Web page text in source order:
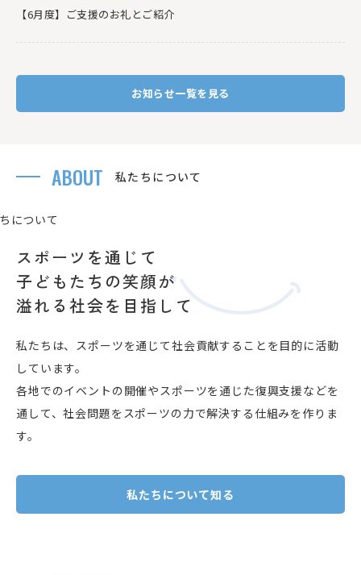
【6月度】ご支援のお礼とご紹介
お知らせ一覧を見る
ABOUT 私たちについて
スポーツを通じて
子どもたちの笑顔が
溢れる社会を目指して
私たちは、スポーツを通じて社会貢献することを目的に活動
しています。
各地でのイベントの開催やスポーツを通じた復興支援などを
通して、社会問題をスポーツの力で解決する仕組みを作りま
す。
私たちについて知る